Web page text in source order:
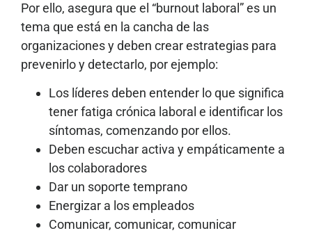
Por ello, asegura que el “burnout laboral” es un
tema que está en la cancha de las
organizaciones y deben crear estrategias para
prevenirlo y detectarlo, por ejemplo:
Los líderes deben entender lo que significa
tener fatiga crónica laboral e identificar los
síntomas, comenzando por ellos.
Deben escuchar activa y empáticamente a
los colaboradores
Dar un soporte temprano
Energizar a los empleados
Comunicar, comunicar, comunicar